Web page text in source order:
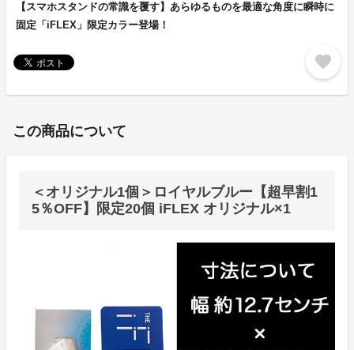
【スマホスタンドの常識を覆す】あらゆるものを最適な角度に瞬時に
固定「iFLEX」限定カラー登場！
favorite
この商品について
＜オリジナル1個＞ロイヤルブルー【超早割1
5％OFF】限定20個 iFLEX オリジナル×1